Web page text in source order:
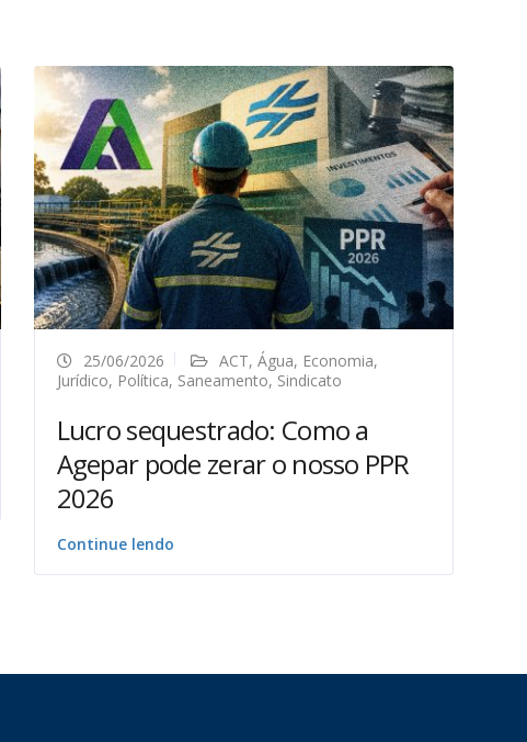
25/06/2026 ACT, Água, Economia,
Jurídico, Política, Saneamento, Sindicato
Lucro sequestrado: Como a
Agepar pode zerar o nosso PPR
2026
Continue lendo